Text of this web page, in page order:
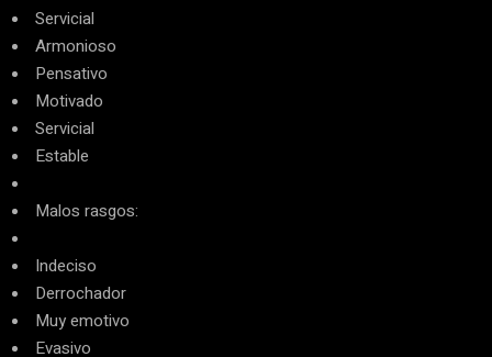
Servicial
Armonioso
Pensativo
Motivado
Servicial
Estable
Malos rasgos:
Indeciso
Derrochador
Muy emotivo
Evasivo